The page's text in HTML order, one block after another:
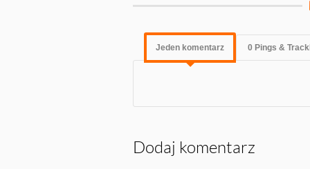
Jeden komentarz 0 Pings &
Dodaj komentarz